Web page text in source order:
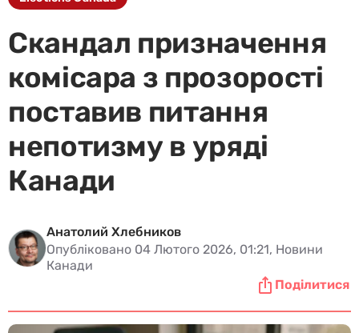
Скандал призначення
комісара з прозорості
поставив питання
непотизму в уряді
Канади
Анатолий Хлебников
Опубліковано 04 Лютого 2026, 01:21, Новини
Канади
Поділитися